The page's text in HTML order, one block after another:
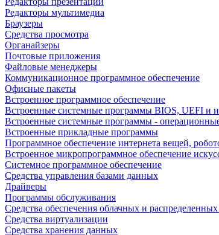
Редакторы мультимедиа
Браузеры
Средства просмотра
Органайзеры
Почтовые приложения
Файловые менеджеры
Коммуникационное программное обеспечение
Офисные пакеты
Встроенное программное обеспечение
Встроенные системные программы BIOS, UEFI и
Встроенные системные программы -
Встроенные прикладные программы
Программное обеспечение интернета вещей,
Встроенное микропрограммное обеспечение
Системное программное обеспечение
Средства управления базами данных
Драйверы
Программы обслуживания
Средства обеспечения облачных и
Средства виртуализации
Средства хранения данных